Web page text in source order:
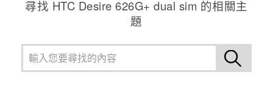
尋找 HTC Desire 626G+ dual sim 的相關主
題